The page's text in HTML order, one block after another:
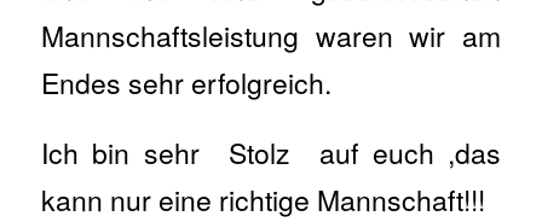
Mannschaftsleistung waren wir am
Endes sehr erfolgreich.
Ich bin sehr Stolz auf euch ,das
kann nur eine richtige Mannschaft!!!